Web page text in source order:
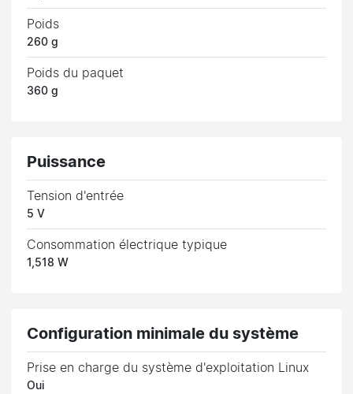
Poids
260 g
Poids du paquet
360 g
Puissance
Tension d'entrée
5 V
Consommation électrique typique
1,518 W
Configuration minimale du système
Prise en charge du système d'exploitation Linux
Oui